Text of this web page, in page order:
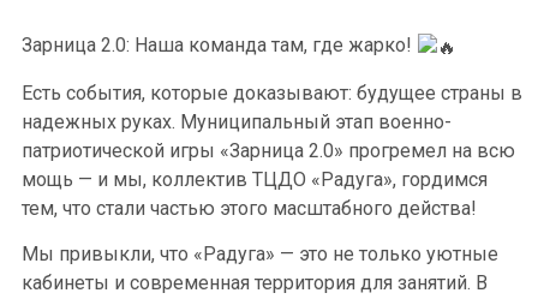
Зарница 2.0: Наша команда там, где жарко!
Есть события, которые доказывают: будущее страны в
надежных руках. Муниципальный этап военно-
патриотической игры «Зарница 2.0» прогремел на всю
мощь — и мы, коллектив ТЦДО «Радуга», гордимся
тем, что стали частью этого масштабного действа!
Мы привыкли, что «Радуга» — это не только уютные
кабинеты и современная территория для занятий. В